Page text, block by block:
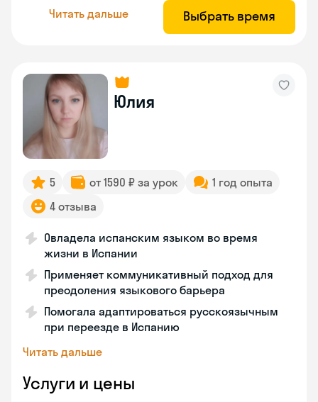
Читать дальше Выбрать время
Юлия
5 от 1590 ₽ за урок
1 год опыта
4 отзыва
Овладела испанским языком во время
жизни в Испании
Применяет коммуникативный подход для
преодоления языкового барьера
Помогала адаптироваться русскоязычным
при переезде в Испанию
Читать дальше
Услуги и цены